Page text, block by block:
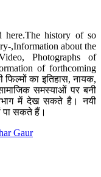
here.The history of so
,Information about the
Photographs of
of forthcoming
का इतिहास, नायक,
समस्याओं पर बनी
में देख सकते है। नयी
पा सकते हैं।
Gaur